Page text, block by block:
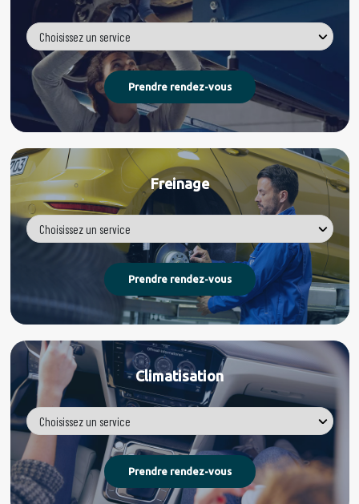
Freinage
Climatisation